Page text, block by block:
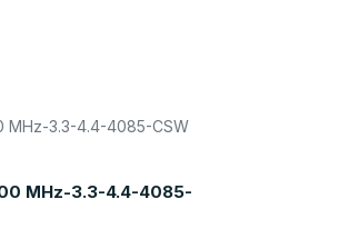
MHz-3.3-4.4-4085-CSW
MHz-3.3-4.4-4085-